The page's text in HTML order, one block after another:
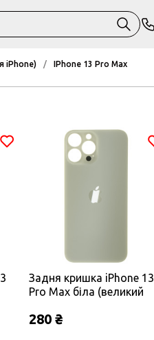
iPhone) / IPhone 13 Pro Max
Задня кришка iPhone 13
Pro Max біла (великий
280 ₴